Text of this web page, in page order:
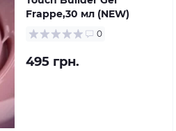
Frappe,30 мл (NEW)
0
495 грн.